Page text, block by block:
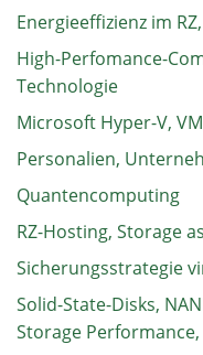
Energieeffizienz im
High-Perfomance-
Technologie
Microsoft Hyper-V,
Personalien,
Quantencomputing
RZ-Hosting, Storage
Sicherungsstrategie
Solid-State-Disks,
Storage